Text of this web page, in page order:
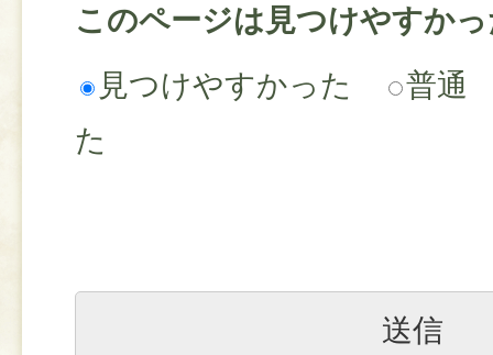
このページは見つけやすか
見つけやすかった
普通
た